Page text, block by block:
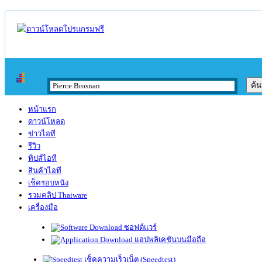
หน้าแรก
ดาวน์โหลด
ข่าวไอที
รีวิว
ทิปส์ไอที
สินค้าไอที
เช็ครอบหนัง
รวมคลิป Thaiware
เครื่องมือ
ซอฟต์แวร์
แอปพลิเคชันบนมือถือ
เช็คความเร็วเน็ต (Speedtest)